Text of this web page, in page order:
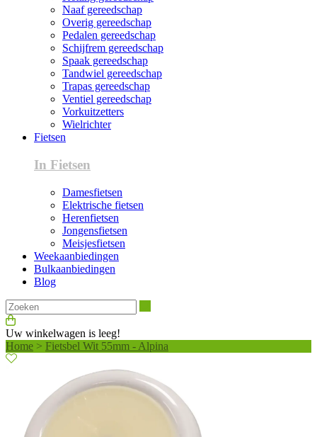
Naaf gereedschap
Overig gereedschap
Pedalen gereedschap
Schijfrem gereedschap
Spaak gereedschap
Tandwiel gereedschap
Trapas gereedschap
Ventiel gereedschap
Vorkuitzetters
Wielrichter
Fietsen
In Fietsen
Damesfietsen
Elektrische fietsen
Herenfietsen
Jongensfietsen
Meisjesfietsen
Weekaanbiedingen
Bulkaanbiedingen
Blog
Uw winkelwagen is leeg!
Home > Fietsbel Wit 55mm - Alpina